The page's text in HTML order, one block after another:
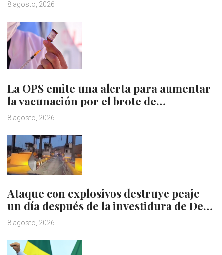
8 agosto, 2026
La OPS emite una alerta para aumentar
la vacunación por el brote de…
8 agosto, 2026
Ataque con explosivos destruye peaje
un día después de la investidura de De…
8 agosto, 2026